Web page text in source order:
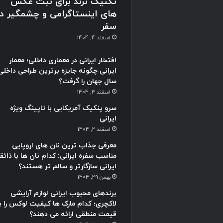
های اینستاگرامی و چشمگیر
سفر
اسفند 4, 1404
افتخار ایرانی در معماری داخلی؛ معمار
ایرانی چگونه جایزه برترین طراحی
سال جهان را گرفت؟
اسفند 3, 1404
سرو پنکیک آمریکایی با تاپینگ ویژه
ایرانی
اسفند 2, 1404
معرفی جذاب ترین نان های اروپایی
مناسب سفره ایرانی: کدام نان ها با
ایرانی سازگارتر و سالم تر هستند؟
بهمن 29, 1404
برندهای محبوب ایرانی لوازم آرایشی
لاکچری؛ کدام مارک ها کیفیت لوکس را
قیمت منطقی ارائه می دهند؟